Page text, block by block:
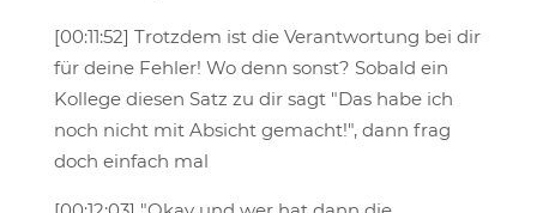
[00:11:52] Trotzdem ist die Verantwortung bei dir
für deine Fehler! Wo denn sonst? Sobald ein
Kollege diesen Satz zu dir sagt "Das habe ich
noch nicht mit Absicht gemacht!", dann frag
doch einfach mal